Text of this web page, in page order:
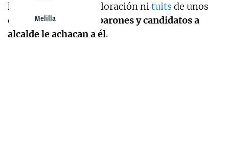
Melilla
ha hecho ninguna valoración nituits de unos
daños quetodos los barones y candidatos a
alcalde le achacan a él.